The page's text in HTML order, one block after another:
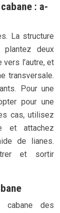
: a-
La structure
deux
l’autre, et
transversale.
Pour une
pour une
cas, utilisez
et attachez
de lianes.
et sortir
cabane des